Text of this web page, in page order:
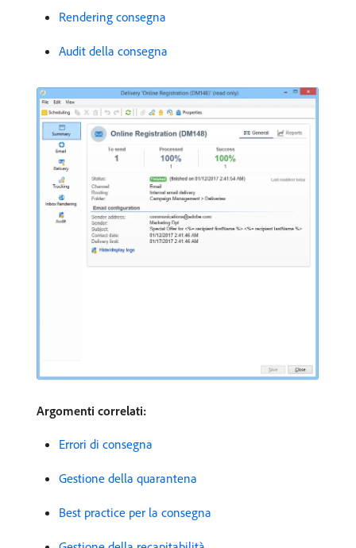
Rendering consegna
Audit della consegna
Argomenti correlati:
Errori di consegna
Gestione della quarantena
Best practice per la consegna